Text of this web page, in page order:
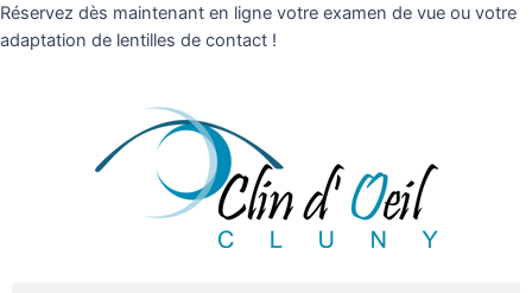
Réservez dès maintenant en ligne votre examen de vue ou votre
adaptation de lentilles de contact !